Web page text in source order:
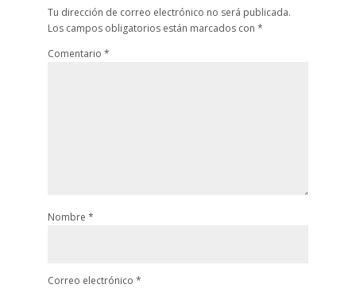
Tu dirección de correo electrónico no será publicada.
Los campos obligatorios están marcados con *
Comentario *
Nombre *
Correo electrónico *